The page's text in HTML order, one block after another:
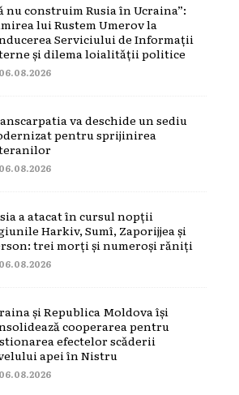
nu construim Rusia în Ucraina”:
lui Rustem Umerov la
Serviciului de Informații
și dilema loialității politice
06.08.2026
va deschide un sediu
pentru sprijinirea
06.08.2026
a atacat în cursul nopții
Harkiv, Sumî, Zaporijjea și
trei morți și numeroși răniți
06.08.2026
și Republica Moldova își
cooperarea pentru
efectelor scăderii
apei în Nistru
06.08.2026